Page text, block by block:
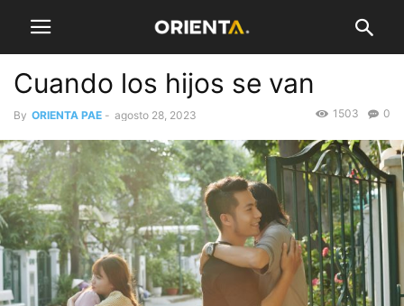
Cuando los hijos se van
By ORIENTA PAE - agosto 28, 2023 0
1503